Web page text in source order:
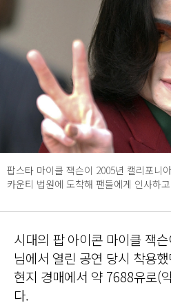
팝스타 마이클 잭슨이 2005년 캘리포니
카운티 법원에 도착해 팬들에게 인사하
시대의 팝 아이콘 마이클 잭
님에서 열린 공연 당시 착용
현지 경매에서 약 7688유로(
다.